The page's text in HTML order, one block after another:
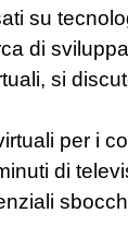
su
di
si
per i
di